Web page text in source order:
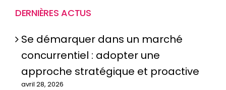
DERNIÈRES ACTUS
Se démarquer dans un marché
concurrentiel : adopter une
approche stratégique et proactive
avril 28, 2026